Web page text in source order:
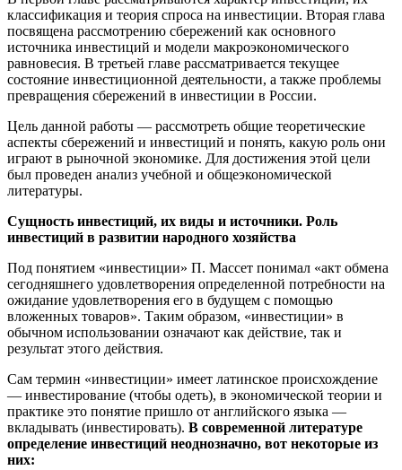
классификация и теория спроса на инвестиции. Вторая глава
посвящена рассмотрению сбережений как основного
источника инвестиций и модели макроэкономического
равновесия. В третьей главе рассматривается текущее
состояние инвестиционной деятельности, а также проблемы
превращения сбережений в инвестиции в России.
Цель данной работы — рассмотреть общие теоретические
аспекты сбережений и инвестиций и понять, какую роль они
играют в рыночной экономике. Для достижения этой цели
был проведен анализ учебной и общеэкономической
литературы.
Сущность инвестиций, их виды и источники. Роль
инвестиций в развитии народного хозяйства
Под понятием «инвестиции» П. Массет понимал «акт обмена
сегодняшнего удовлетворения определенной потребности на
ожидание удовлетворения его в будущем с помощью
вложенных товаров». Таким образом, «инвестиции» в
обычном использовании означают как действие, так и
результат этого действия.
Сам термин «инвестиции» имеет латинское происхождение
— инвестирование (чтобы одеть), в экономической теории и
практике это понятие пришло от английского языка —
вкладывать (инвестировать). В современной литературе
определение инвестиций неоднозначно, вот некоторые из
них: